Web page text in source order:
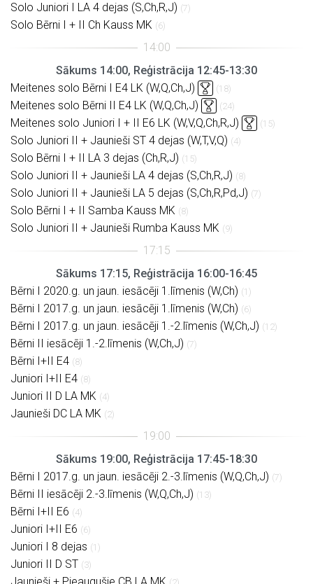
Solo Juniori I LA 4 dejas (S,Ch,R,J) (7)
Solo Bērni I + II Ch Kauss MK (6)
Sākums 14:00, Reģistrācija 12:45-13:30
Meitenes solo Bērni I E4 LK (W,Q,Ch,J)
(18)
Meitenes solo Bērni II E4 LK (W,Q,Ch,J) (24)
Meitenes solo Juniori I + II E6 LK (W,V,Q,Ch,R,J) (15)
Solo Juniori II + Jaunieši ST 4 dejas (W,T,V,Q) (4)
Solo Bērni I + II LA 3 dejas (Ch,R,J) (15)
Solo Juniori II + Jaunieši LA 4 dejas (S,Ch,R,J) (8)
Solo Juniori II + Jaunieši LA 5 dejas (S,Ch,R,Pd,J) (7)
Solo Bērni I + II Samba Kauss MK (8)
Solo Juniori II + Jaunieši Rumba Kauss MK (9)
Sākums 17:15, Reģistrācija 16:00-16:45
Bērni I 2020.g. un jaun. iesācēji 1.līmenis (W,Ch) (1)
Bērni I 2017.g. un jaun. iesācēji 1.līmenis (W,Ch) (6)
Bērni I 2017.g. un jaun. iesācēji 1.-2.līmenis (W,Ch,J) (12)
Bērni II iesācēji 1.-2.līmenis (W,Ch,J) (7)
Bērni I+II E4 (8)
Juniori I+II E4 (8)
Juniori II D LA MK (4)
Jaunieši DC LA MK (2)
Sākums 19:00, Reģistrācija 17:45-18:30
Bērni I 2017.g. un jaun. iesācēji 2.-3.līmenis (W,Q,Ch,J) (7)
Bērni II iesācēji 2.-3.līmenis (W,Q,Ch,J) (13)
Bērni I+II E6 (4)
Juniori I+II E6 (6)
Juniori I 8 dejas (1)
Juniori II D ST (3)